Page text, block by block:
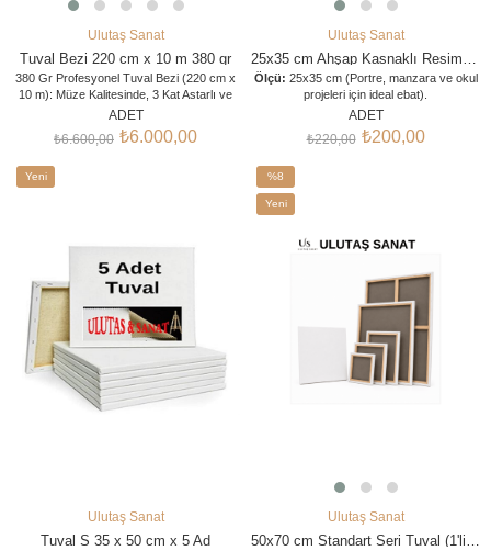
SEPETE EKLE
Ulutaş Sanat
Tuval Bezi 220 cm x 10 m 380 gr
380 Gr Profesyonel Tuval Bezi (220 cm x
10 m): Müze Kalitesinde, 3 Kat Astarlı ve
Çatlama Yapmayan Üst Segment Rulo.
Doğrudan İmalatçı Garantisiyle!
ADET
₺6.000,00
₺6.600,00
SEPETE EKLE
Ulutaş Sanat
Ölçü: 25x35 cm (Portre, manzara ve okul
projeleri için ideal ebat).
Astarlı ve Hazır Yüzey:Özel gesso astar
kaplaması sayesinde boyayı mükemmel
tutar, ekstra işlem gerektirmeden doğrudan
Sağlam Ahşap Kasnak:
ahşap şasisi sayesinde zamanla eğilme,
bükülme veya deformasyon yapmaz.
gerilip zımbalanmıştır; yan kenarları da
sunar.
Geniş Boya Uyumluluğu:
boya, guaj ve hobi boyama tekniklerinin
tamamıyla %100 uyumludur.
ADET
₺200,00
₺220,00
SEPETE EKLE
Yeni
Ulutaş Sanat
Tuval S 35 x 50 cm x 5 Ad
SEPETE EKLE
%8
İndirim
Yeni
Ulutaş Sanat